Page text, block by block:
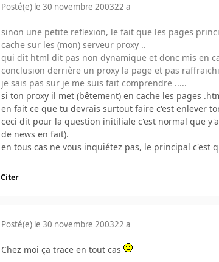
Posté(e) le 30 novembre 200322 a
sinon une petite reflexion, le fait que les pages
cache sur les (mon) serveur proxy ..
qui dit html dit pas non dynamique et donc mis en
conclusion derrière un proxy la page et pas
je sais pas sur je me suis fait comprendre .....
si ton proxy il met (bêtement) en cache les pages
en fait ce que tu devrais surtout faire c'est enlever
ceci dit pour la question initiliale c'est normal que
de news en fait).
en tous cas ne vous inquiétez pas, le principal c'est
Citer
Posté(e) le 30 novembre 200322 a
Chez moi ça trace en tout cas